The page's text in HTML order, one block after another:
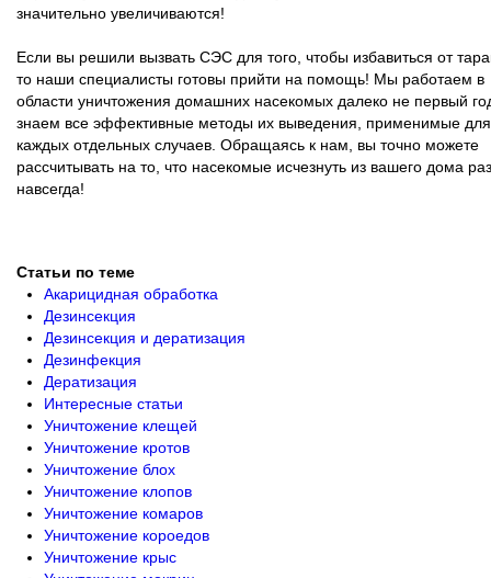
значительно увеличиваются!
Если вы решили вызвать СЭС для того, чтобы избавиться от
то наши специалисты готовы прийти на помощь! Мы работаем в
области уничтожения домашних насекомых далеко не первый
знаем все эффективные методы их выведения, применимые для
каждых отдельных случаев. Обращаясь к нам, вы точно можете
рассчитывать на то, что насекомые исчезнуть из вашего дома
навсегда!
Статьи по теме
Акарицидная обработка
Дезинсекция
Дезинсекция и дератизация
Дезинфекция
Дератизация
Интересные статьи
Уничтожение клещей
Уничтожение кротов
Уничтожение блох
Уничтожение клопов
Уничтожение комаров
Уничтожение короедов
Уничтожение крыс